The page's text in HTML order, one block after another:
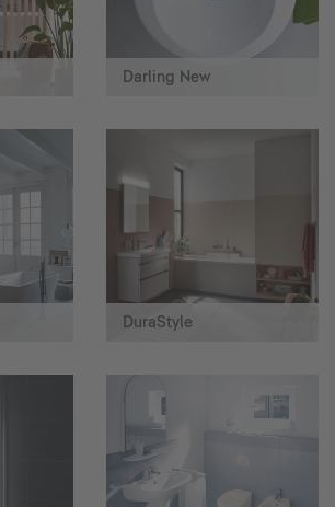
Darling New
DuraStyle